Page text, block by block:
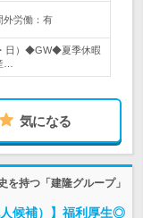
外労働：有
日）◆GW◆夏季休暇
…
気になる
持つ「建隆グループ」
人候補）】福利厚生◎